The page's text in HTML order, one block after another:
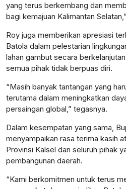
yang terus berkembang dan
bagi kemajuan Kalimantan
Roy juga memberikan apresiasi
Batola dalam pelestarian
lahan gambut secara
semua pihak tidak berpuas diri.
“Masih banyak tantangan yang
terutama dalam meningkatkan
persaingan global,” tegasnya.
Dalam kesempatan yang sama,
menyampaikan rasa terima kasih
Provinsi Kalsel dan seluruh pihak
pembangunan daerah.
“Kami berkomitmen untuk terus